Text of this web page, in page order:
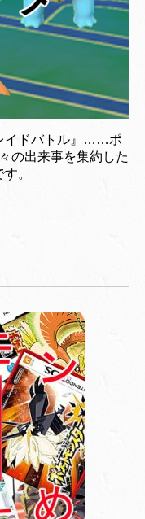
イドバトル』……ポ
の出来事を集約した
。